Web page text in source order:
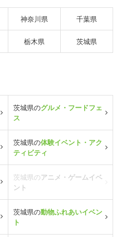
神奈川県 千葉県
栃木県 茨城県
茨城県のグルメ・フードフェ
ス
茨城県の体験イベント・アク
ティビティ
茨城県のアニメ・ゲームイベ
ント
茨城県の動物ふれあいイベン
ト